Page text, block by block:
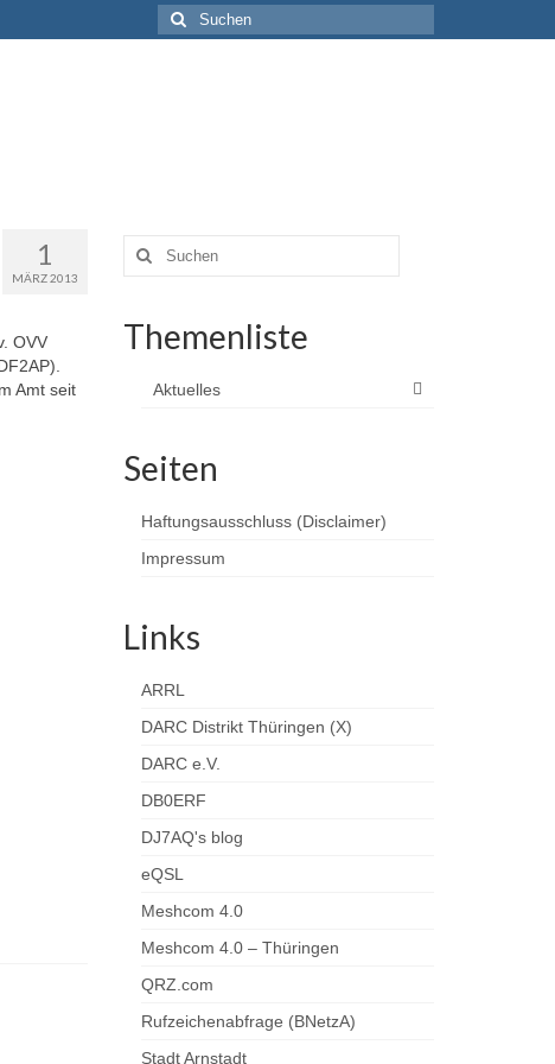
Suchen
nach:
1
MÄRZ 2013
OVV
Amt seit
Suchen
nach:
Themenliste
Aktuelles
Seiten
Haftungsausschluss (Disclaimer)
Impressum
Links
ARRL
DARC Distrikt Thüringen (X)
DARC e.V.
DB0ERF
DJ7AQ's blog
eQSL
Meshcom 4.0
Meshcom 4.0 – Thüringen
QRZ.com
Rufzeichenabfrage (BNetzA)
Stadt Arnstadt